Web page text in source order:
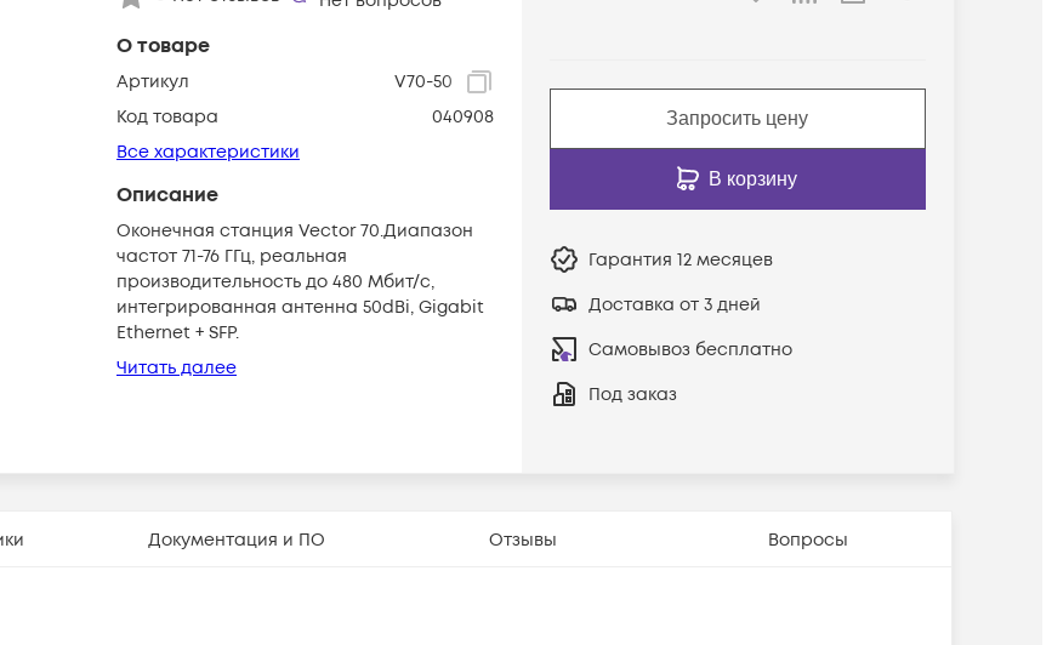
О товаре
Артикул
V70-50
Код товара
040908
Все характеристики
Описание
Оконечная станция Vector 70.Диапазон
частот 71-76 ГГц, реальная
производительность до 480 Мбит/с,
интегрированная антенна 50dBi, Gigabit
Ethernet + SFP.
Читать далее
Запросить цену
В корзину
Гарантия 12 месяцев
Доставка от 3 дней
Самовывоз бесплатно
Под заказ
Документация и ПО Отзывы Вопросы